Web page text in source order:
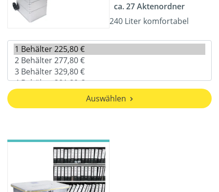
ca. 27 Aktenordner
240 Liter komfortabel
Auswählen